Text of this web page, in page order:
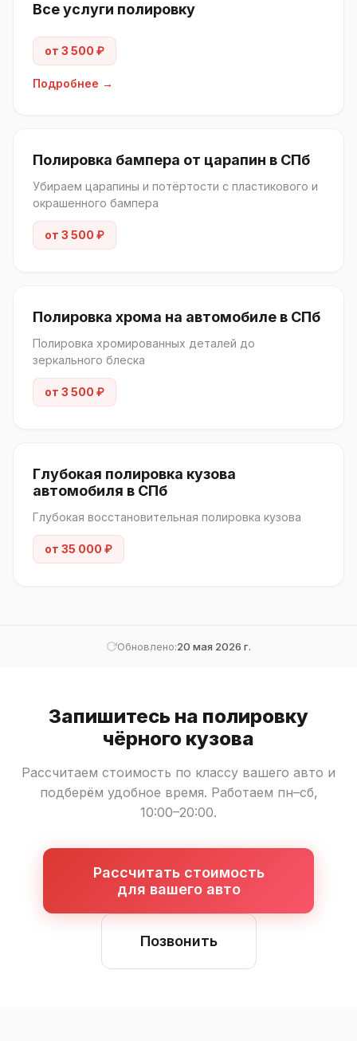
Все услуги полировку
от 3 500 ₽
Подробнее →
Полировка бампера от царапин в СПб
Убираем царапины и потёртости с пластикового и
окрашенного бампера
от 3 500 ₽
Полировка хрома на автомобиле в СПб
Полировка хромированных деталей до
зеркального блеска
от 3 500 ₽
Глубокая полировка кузова
автомобиля в СПб
Глубокая восстановительная полировка кузова
от 35 000 ₽
Обновлено:20 мая 2026 г.
Запишитесь на полировку
чёрного кузова
Рассчитаем стоимость по классу вашего авто и
подберём удобное время. Работаем пн–сб,
10:00–20:00.
Рассчитать стоимость
для вашего авто
Позвонить